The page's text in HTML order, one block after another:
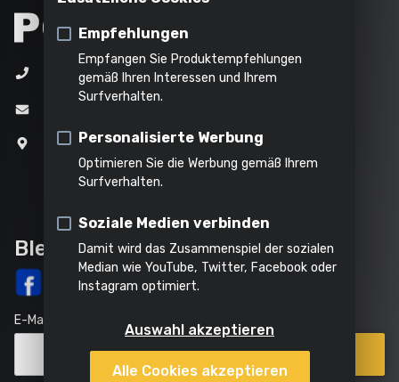
Alle
Werkzeuge
Häckseln
Alle
Gartengeräte
Alles in
dieser
Alle
Produkte
Kamin und BBQ
+32 (0)3 292 92 92
Joseph Van Instraat 9
2500 Lier
Belgien
Bleib auf dem Laufenden
E-Mail
Anmelden
Empfehlungen
Empfangen Sie Produktempfehlungen
gemäß Ihren Interessen und Ihrem
Surfverhalten.
Personalisierte Werbung
Optimieren Sie die Werbung gemäß Ihrem
Surfverhalten.
Soziale Medien verbinden
Damit wird das Zusammenspiel der sozialen
Median wie YouTube, Twitter, Facebook oder
Instagram optimiert.
Auswahl akzeptieren
Alle Cookies akzeptieren